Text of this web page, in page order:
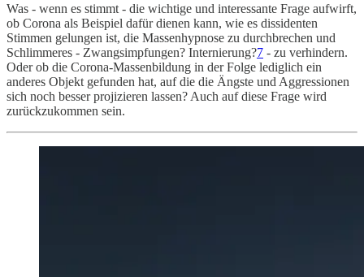
Was - wenn es stimmt - die wichtige und interessante Frage aufwirft,
ob Corona als Beispiel dafür dienen kann, wie es dissidenten
Stimmen gelungen ist, die Massenhypnose zu durchbrechen und
Schlimmeres - Zwangsimpfungen? Internierung?7 - zu verhindern.
Oder ob die Corona-Massenbildung in der Folge lediglich ein
anderes Objekt gefunden hat, auf die die Ängste und Aggressionen
sich noch besser projizieren lassen? Auch auf diese Frage wird
zurückzukommen sein.